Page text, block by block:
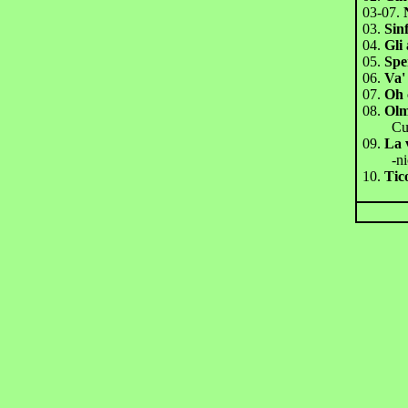
03-07.
03.
04.Gli
05.
06.Va'
07.Oh
08.
09.La
-
10.